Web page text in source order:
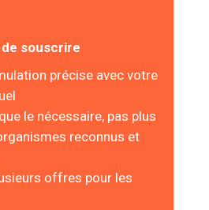
souscrire
précise avec votre
le nécessaire, pas plus
reconnus et
offres pour les